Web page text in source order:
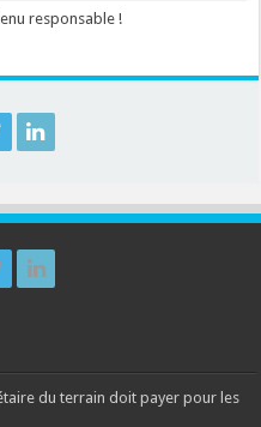
responsable !
du terrain doit payer pour les